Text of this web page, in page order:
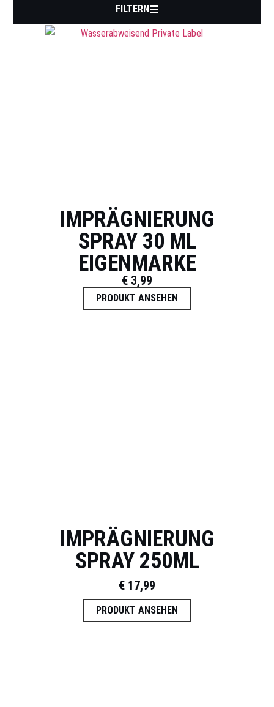
FILTERN
IMPRÄGNIERUNG
SPRAY 30 ML
EIGENMARKE
€ 3,99
PRODUKT ANSEHEN
IMPRÄGNIERUNG
SPRAY 250ML
€ 17,99
PRODUKT ANSEHEN